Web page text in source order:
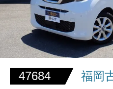
47684 福岡